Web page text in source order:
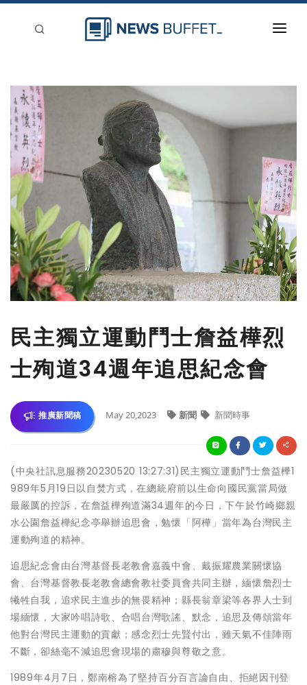
新聞稿分類
民主獨立運動鬥士詹益樺烈
士殉道34週年追思紀念會
推廣新聞稿 May 20,2023 新聞 新聞時事
(中央社訊息服務20230520 13:27:31)民主獨立運動鬥士詹益樺1
989年5月19日以自焚方式，在總統府前以生命向國民黨當局做
最嚴厲的控訴，在詹益樺殉道滿34週年的今日，下午於竹崎鄉親
水公園詹益樺紀念亭舉辦追思會，勉懷「阿樺」當年為台灣民主
運動殉道的精神。
追思紀念會由台灣基督長老教會嘉義中會、戴振耀農業關懷協
會、台灣基督教長老教會總會教社委員會共同主辦，緬懷詹烈士
犧牲自我，追求民主進步的無畏精神；縣長翁章梁等各界人士到
場緬懷，大家吟唱詩歌、合唱台灣歌謠、默念，追思及傳頌當年
他對台灣民主運動的貢獻；感念烈士先賢付出，雖天氣不佳陣雨
不斷，卻絲毫不減追思會現場的肅穆與尊敬之意。
1989年4月7日，鄭南榕為了堅持百分百言論自由、拒絕因刊登